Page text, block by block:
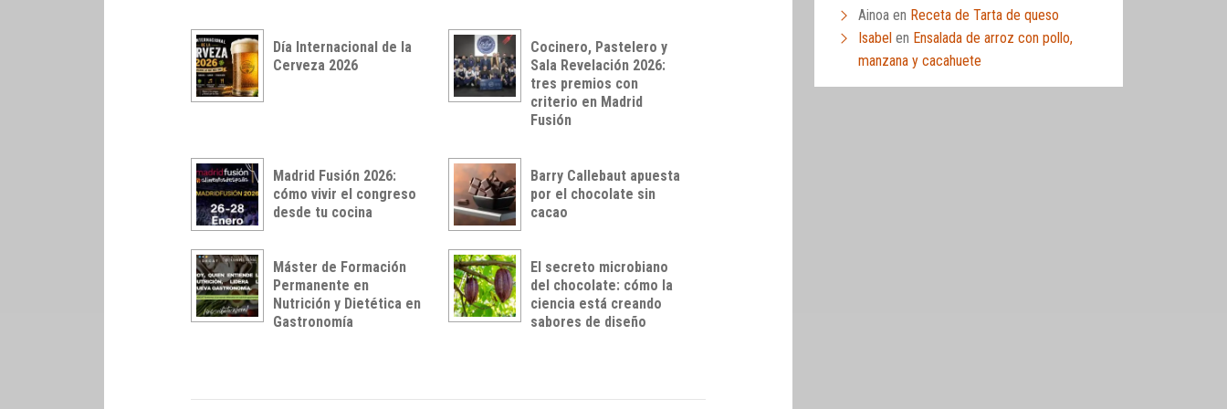
Día Internacional de la
Cerveza 2026
Cocinero, Pastelero y
Sala Revelación 2026:
tres premios con
criterio en Madrid
Fusión
Madrid Fusión 2026:
cómo vivir el congreso
desde tu cocina
Barry Callebaut apuesta
por el chocolate sin
cacao
Máster de Formación
Permanente en
Nutrición y Dietética en
Gastronomía
El secreto microbiano
del chocolate: cómo la
ciencia está creando
sabores de diseño
Ainoa en Receta de Tarta de queso
Isabel en Ensalada de arroz con pollo,
manzana y cacahuete